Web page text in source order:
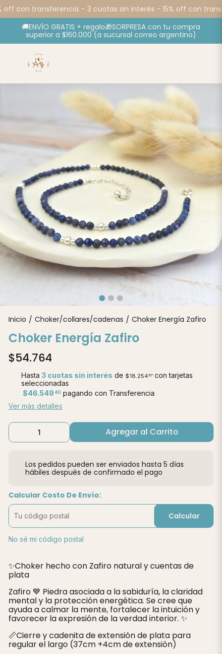
con transferencia - 3 cuotas sin interés - 15% off con
🚚ENVÍO GRATIS + regalo🎁SORPRESA con tu compra
superior a $160.000 (a sucursal correo argentino)
Inicio / Choker/collares/cadenas / Choker Energía Zafiro
Choker Energía Zafiro
$54.764
Hasta 3 cuotas sin interés de $18.254 67con tarjetas
seleccionadas
$46.54940 pagando con Transferencia
Ver más detalles
Agregar al Carrito
Los pedidos pueden ser enviados hasta 5 días
hábiles después de confirmado el pago
Calcular Costo De Envío:
Calcular
No sé mi código postal
✨️Choker hecho con Zafiro natural y cuentas de
plata
Zafiro 💙 Piedra asociada a la sabiduría, la claridad
mental y la protección energética. Se cree que
ayuda a calmar la mente, fortalecer la intuición y
favorecer la expresión de la verdad interior. ✨
📏Cierre y cadenita de extensión de plata para
regular el largo (37cm +4cm de extensión)